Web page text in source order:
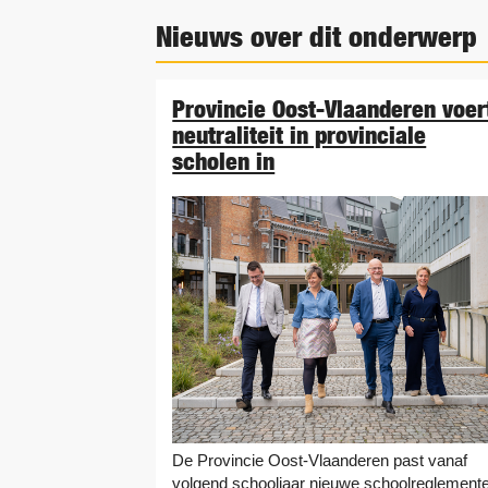
Nieuws over dit onderwerp
Provincie Oost-Vlaanderen
neutraliteit in provinciale
scholen in
De Provincie Oost-Vlaanderen past vanaf
volgend schooljaar nieuwe